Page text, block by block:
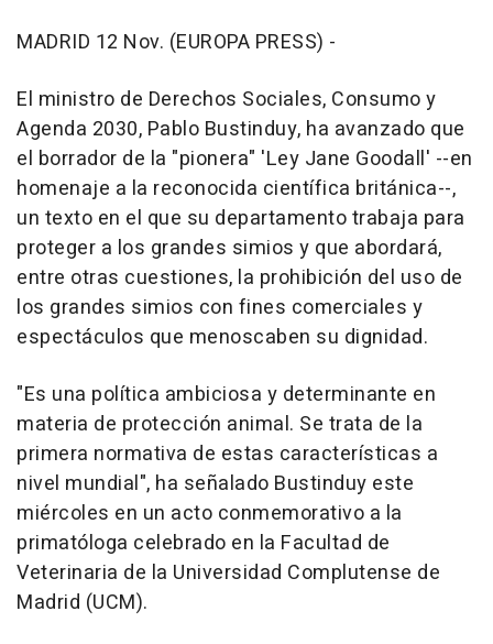
MADRID 12 Nov. (EUROPA PRESS) -
El ministro de Derechos Sociales, Consumo y
Agenda 2030, Pablo Bustinduy, ha avanzado que
el borrador de la "pionera" 'Ley Jane Goodall' --en
homenaje a la reconocida científica británica--,
un texto en el que su departamento trabaja para
proteger a los grandes simios y que abordará,
entre otras cuestiones, la prohibición del uso de
los grandes simios con fines comerciales y
espectáculos que menoscaben su dignidad.
"Es una política ambiciosa y determinante en
materia de protección animal. Se trata de la
primera normativa de estas características a
nivel mundial", ha señalado Bustinduy este
miércoles en un acto conmemorativo a la
primatóloga celebrado en la Facultad de
Veterinaria de la Universidad Complutense de
Madrid (UCM).